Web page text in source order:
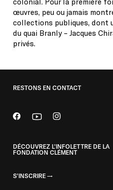
œuvres, peu ou jamais
collections publiques, dont
du quai Branly – Jacques
privés.
RESTONS EN CONTACT
DÉCOUVREZ L'INFOLETTRE DE LA
FONDATION CLÉMENT
S'INSCRIRE